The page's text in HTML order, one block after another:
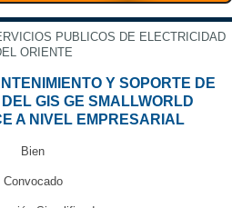
PUBLICOS DE ELECTRICIDAD
ORIENTE
Y SOPORTE DE
GIS GE SMALLWORLD
A NIVEL EMPRESARIAL
Bien
Convocado